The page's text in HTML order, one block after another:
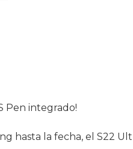
Pen integrado!
hasta la fecha, el S22